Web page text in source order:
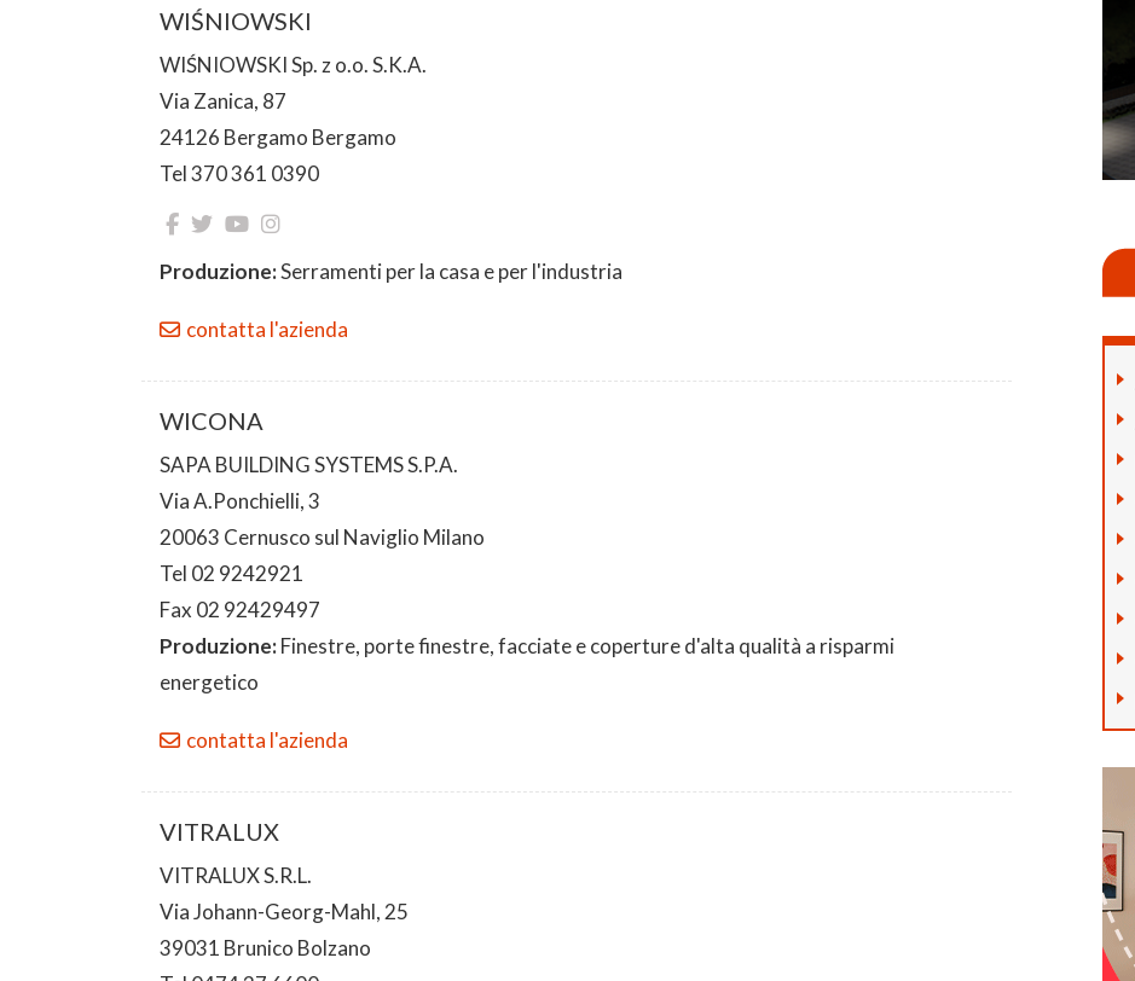
WIŚNIOWSKI
WIŚNIOWSKI Sp. z o.o. S.K.A.
Via Zanica, 87
24126 Bergamo Bergamo
Tel 370 361 0390
Produzione:Serramenti per la casa e per l'industria
contatta l'azienda
WICONA
SAPA BUILDING SYSTEMS S.P.A.
Via A.Ponchielli, 3
20063 Cernusco sul Naviglio Milano
Tel 02 9242921
Fax 02 92429497
Produzione:Finestre, porte finestre, facciate e coperture d'alta qualità a risparmi
energetico
contatta l'azienda
VITRALUX
VITRALUX S.R.L.
Via Johann-Georg-Mahl, 25
39031 Brunico Bolzano